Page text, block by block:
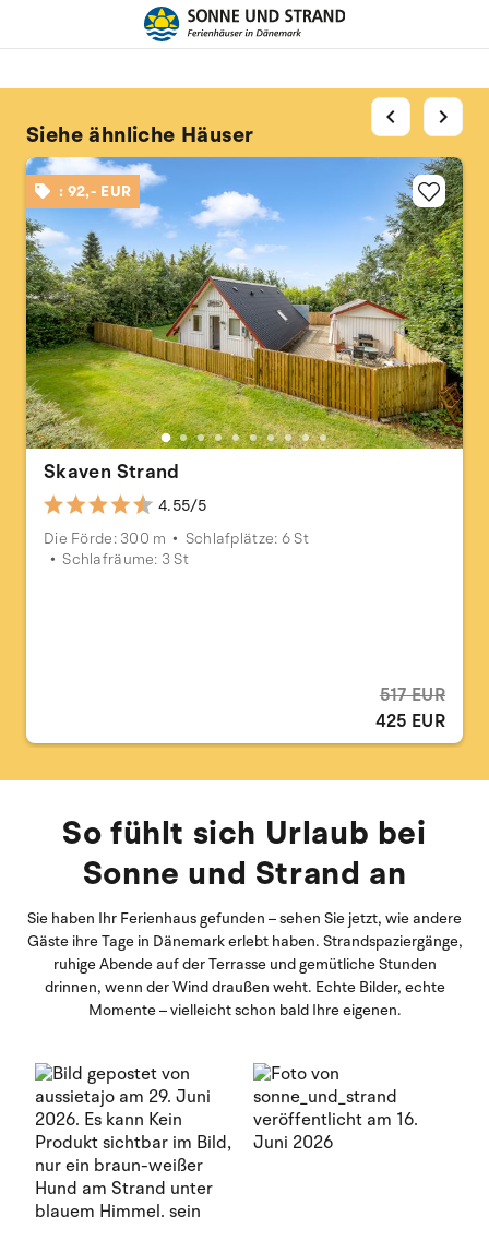
Siehe ähnliche Häuser
: 92,- EUR
Skaven Strand
4.55/5
Die Förde: 300 m
Schlafplätze: 6 St
Schlafräume: 3 St
517 EUR
425 EUR
chevron_left chevron_right
So fühlt sich Urlaub bei
Sonne und Strand an
Sie haben Ihr Ferienhaus gefunden – sehen Sie jetzt, wie andere
Gäste ihre Tage in Dänemark erlebt haben. Strandspaziergänge,
ruhige Abende auf der Terrasse und gemütliche Stunden
drinnen, wenn der Wind draußen weht. Echte Bilder, echte
Momente – vielleicht schon bald Ihre eigenen.